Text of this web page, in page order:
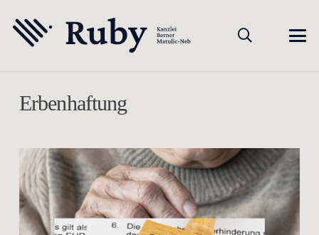
Erbenhaftung